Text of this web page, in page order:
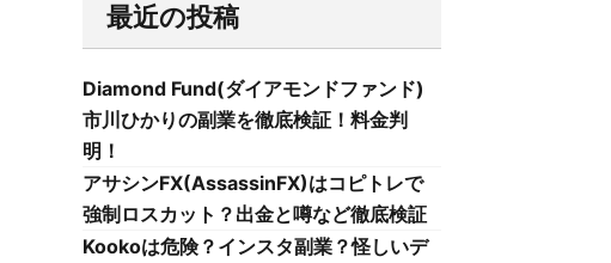
最近の投稿
Diamond Fund(ダイアモンドファンド)
市川ひかりの副業を徹底検証！料金判
明！
アサシンFX(AssassinFX)はコピトレで
強制ロスカット？出金と噂など徹底検証
Kookoは危険？インスタ副業？怪しいデ